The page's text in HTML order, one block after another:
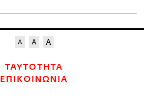
ΤΑΥΤΟΤΗΤΑ
ΕΠΙΚΟΙΝΩΝΙΑ